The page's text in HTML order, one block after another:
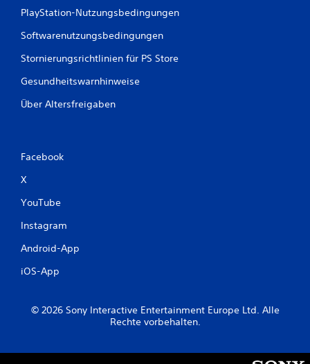
PlayStation-Nutzungsbedingungen
Softwarenutzungsbedingungen
Stornierungsrichtlinien für PS Store
Gesundheitswarnhinweise
Über Altersfreigaben
Facebook
X
YouTube
Instagram
Android-App
iOS-App
© 2026 Sony Interactive Entertainment Europe Ltd. Alle
Rechte vorbehalten.